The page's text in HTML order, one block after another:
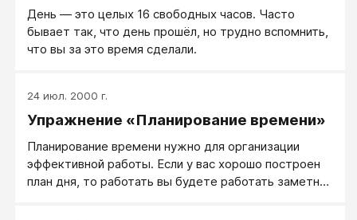
День ― это целых 16 свободных часов. Часто
бывает так, что день прошёл, но трудно вспомнить,
что вы за это время сделали.
24 июл. 2000 г.
Упражнение «Планирование времени»
Планирование времени нужно для организации
эффективной работы. Если у вас хорошо построен
план дня, то работать вы будете работать заметно